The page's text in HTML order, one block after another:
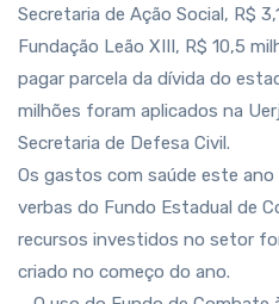
Secretaria de Ação Social, R$
Fundação Leão XIII, R$ 10,5
pagar parcela da dívida do
milhões foram aplicados na
Secretaria de Defesa Civil.
Os gastos com saúde este
verbas do Fundo Estadual de
recursos investidos no setor
criado no começo do ano.